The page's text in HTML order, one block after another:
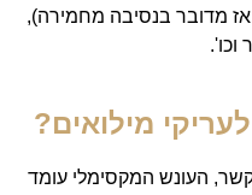
מדובר בנסיבה מחמירה),
מילואים?
קשר, העונש המקסימלי עומד